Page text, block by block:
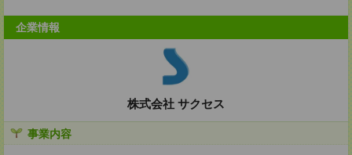
企業情報
株式会社 サクセス
事業内容